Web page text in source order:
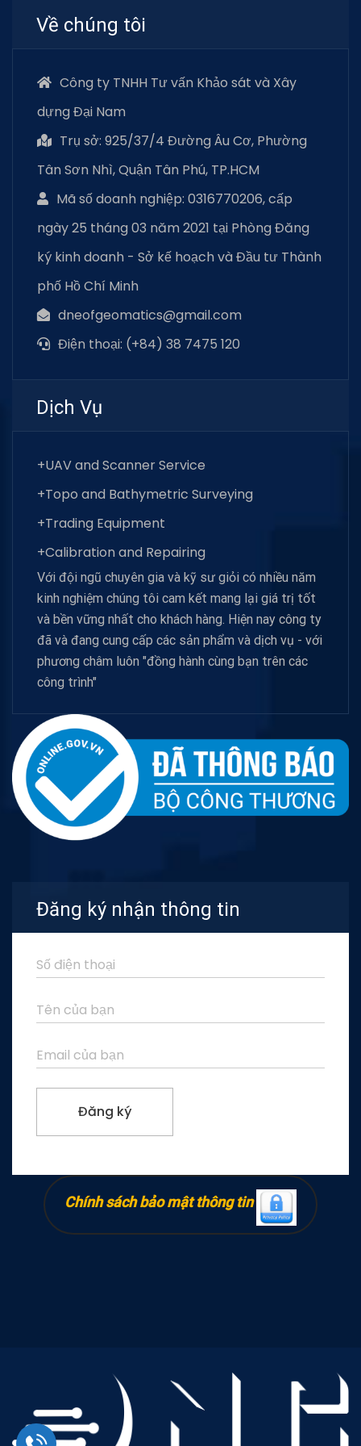
Về chúng tôi
Công ty TNHH Tư vấn Khảo sát và Xây
dựng Đại Nam
Trụ sở: 925/37/4 Đường Âu Cơ, Phường
Tân Sơn Nhì, Quận Tân Phú, TP.HCM
Mã số doanh nghiệp: 0316770206, cấp
ngày 25 tháng 03 năm 2021 tại Phòng Đăng
ký kinh doanh - Sở kế hoạch và Đầu tư Thành
phố Hồ Chí Minh
dneofgeomatics@gmail.com
Điện thoại: (+84) 38 7475 120
Dịch Vụ
+UAV and Scanner Service
+Topo and Bathymetric Surveying
+Trading Equipment
+Calibration and Repairing
Với đội ngũ chuyên gia và kỹ sư giỏi có nhiều năm
kinh nghiệm chúng tôi cam kết mang lại giá trị tốt
và bền vững nhất cho khách hàng. Hiện nay công ty
đã và đang cung cấp các sản phẩm và dịch vụ - với
phương châm luôn "đồng hành cùng bạn trên các
công trình"
Đăng ký nhận thông tin
Chính sách bảo mật thông tin